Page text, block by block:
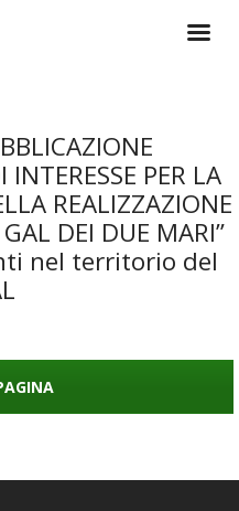
PER LA
REALIZZAZIONE
DEI DUE MARI”
nel territorio del